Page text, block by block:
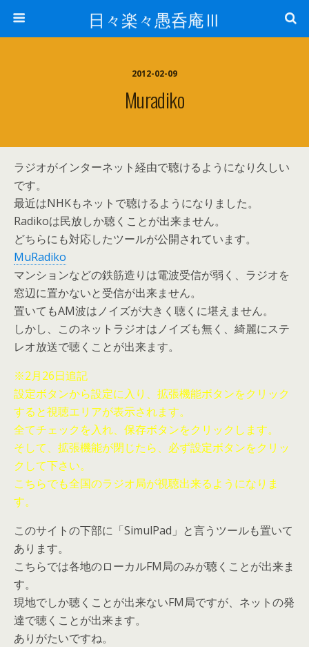
日々楽々愚呑庵Ⅲ
2012-02-09
Muradiko
ラジオがインターネット経由で聴けるようになり久しい
です。
最近はNHKもネットで聴けるようになりました。
Radikoは民放しか聴くことが出来ません。
どちらにも対応したツールが公開されています。
MuRadiko
マンションなどの鉄筋造りは電波受信が弱く、ラジオを
窓辺に置かないと受信が出来ません。
置いてもAM波はノイズが大きく聴くに堪えません。
しかし、このネットラジオはノイズも無く、綺麗にステ
レオ放送で聴くことが出来ます。
※2月26日追記
設定ボタンから設定に入り、拡張機能ボタンをクリック
すると視聴エリアが表示されます。
全てチェックを入れ、保存ボタンをクリックします。
そして、拡張機能が閉じたら、必ず設定ボタンをクリッ
クして下さい。
こちらでも全国のラジオ局が視聴出来るようになりま
す。
このサイトの下部に「SimulPad」と言うツールも置いて
あります。
こちらでは各地のローカルFM局のみが聴くことが出来ま
す。
現地でしか聴くことが出来ないFM局ですが、ネットの発
達で聴くことが出来ます。
ありがたいですね。